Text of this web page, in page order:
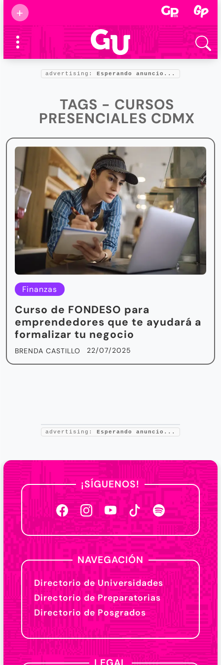
+
Supermamás
2025
Marcas de
confianza
Foro salud
advertising: Esperando anuncio...
TAGS - CURSOS
PRESENCIALES CDMX
Finanzas
Curso de FONDESO para
emprendedores que te ayudará a
formalizar tu negocio
BRENDA CASTILLO 22/07/2025
advertising: Esperando anuncio...
¡SÍGUENOS!
NAVEGACIÓN
Directorio de Universidades
Directorio de Preparatorias
Directorio de Posgrados